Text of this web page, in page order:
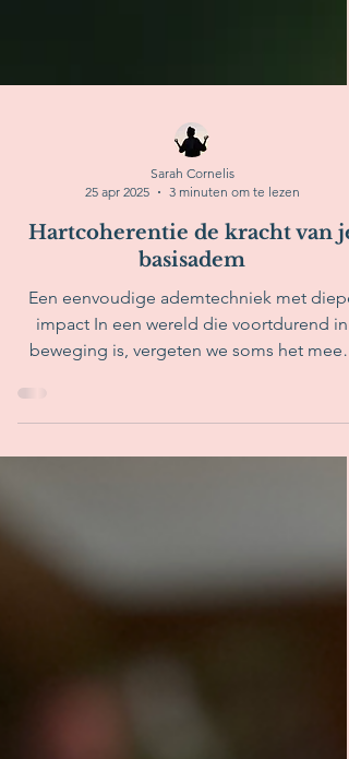
Sarah Cornelis
25 apr 2025
3 minuten om te lezen
Hartcoherentie de kracht van je
basisadem
Een eenvoudige ademtechniek met diepe
eenvoudige wat ons...